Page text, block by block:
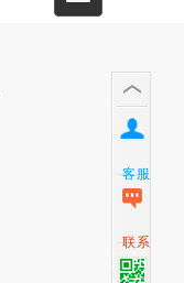
navigation
客服
联系